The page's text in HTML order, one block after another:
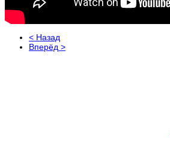
< Назад
Вперёд >